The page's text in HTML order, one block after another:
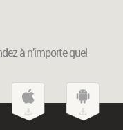
à n’importe quel